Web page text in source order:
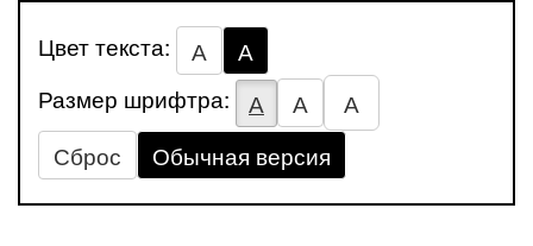
Цвет текста: А
А
Размер шрифтра:
А А
А
Сброс
Обычная версия